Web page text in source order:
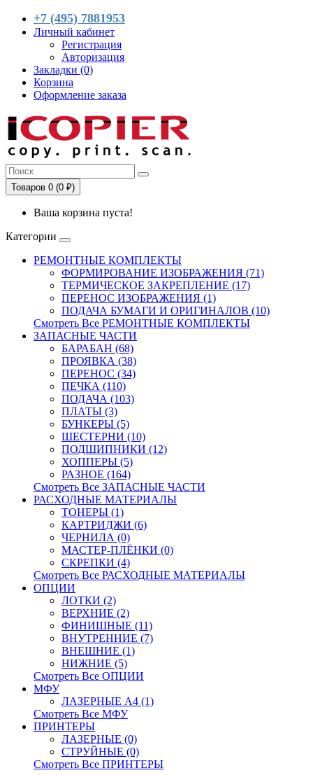
+7 (495) 7881953
Личный кабинет
Регистрация
Авторизация
Закладки (0)
Корзина
Оформление заказа
Товаров 0 (0 ₽)
Ваша корзина пуста!
Категории
РЕМОНТНЫЕ КОМПЛЕКТЫ
ФОРМИРОВАНИЕ ИЗОБРАЖЕНИЯ (71)
ТЕРМИЧЕСКОЕ ЗАКРЕПЛЕНИЕ (17)
ПЕРЕНОС ИЗОБРАЖЕНИЯ (1)
ПОДАЧА БУМАГИ И ОРИГИНАЛОВ (10)
Смотреть Все РЕМОНТНЫЕ КОМПЛЕКТЫ
ЗАПАСНЫЕ ЧАСТИ
БАРАБАН (68)
ПРОЯВКА (38)
ПЕРЕНОС (34)
ПЕЧКА (110)
ПОДАЧА (103)
ПЛАТЫ (3)
БУНКЕРЫ (5)
ШЕСТЕРНИ (10)
ПОДШИПНИКИ (12)
ХОППЕРЫ (5)
РАЗНОЕ (164)
Смотреть Все ЗАПАСНЫЕ ЧАСТИ
РАСХОДНЫЕ МАТЕРИАЛЫ
ТОНЕРЫ (1)
КАРТРИДЖИ (6)
ЧЕРНИЛА (0)
МАСТЕР-ПЛЁНКИ (0)
СКРЕПКИ (4)
Смотреть Все РАСХОДНЫЕ МАТЕРИАЛЫ
ОПЦИИ
ЛОТКИ (2)
ВЕРХНИЕ (2)
ФИНИШНЫЕ (11)
ВНУТРЕННИЕ (7)
ВНЕШНИЕ (1)
НИЖНИЕ (5)
Смотреть Все ОПЦИИ
МФУ
ЛАЗЕРНЫЕ A4 (1)
Смотреть Все МФУ
ПРИНТЕРЫ
ЛАЗЕРНЫЕ (0)
СТРУЙНЫЕ (0)
Смотреть Все ПРИНТЕРЫ